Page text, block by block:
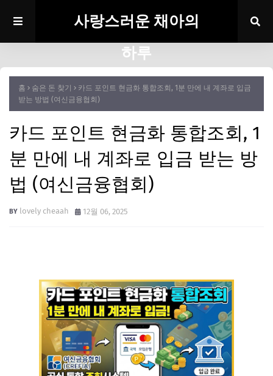
사랑스러운 채아의
하루
홈 숨은 돈 찾기
카드 포인트 현금화 통합조회, 1분 만에 내 계좌로 입금
받는 방법 (여신금융협회)
카드 포인트 현금화 통합조회, 1
분 만에 내 계좌로 입금 받는 방
법 (여신금융협회)
lovely cheaah 12월 06, 2025